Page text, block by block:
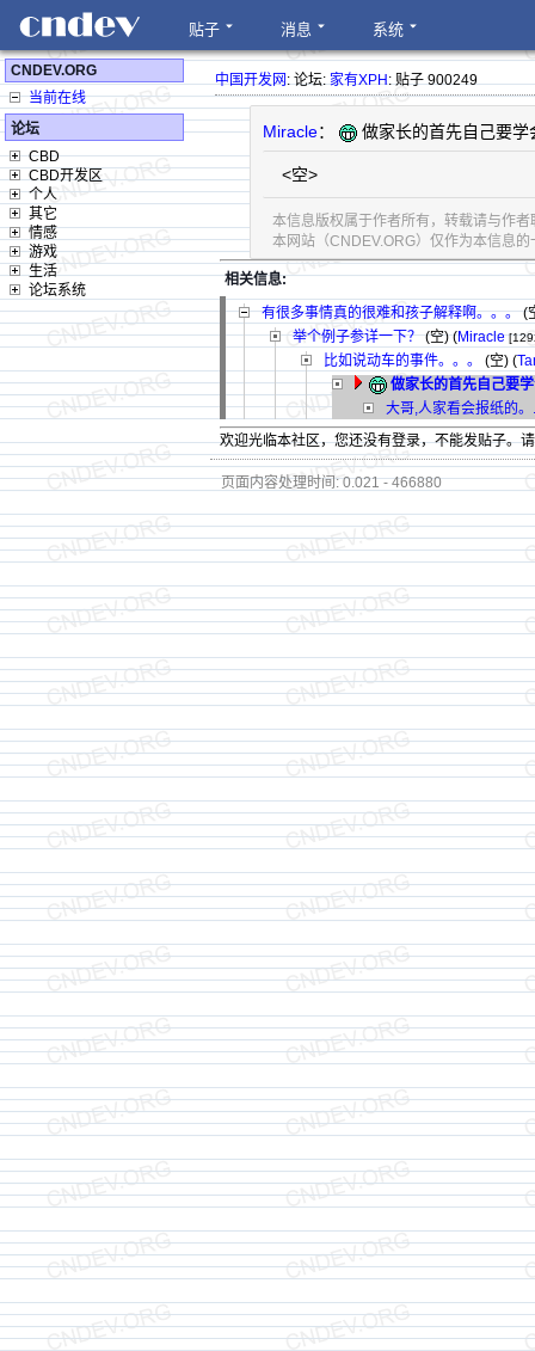
贴子 消息 系统
CNDEV.ORG
当前在线
论坛
CBD
CBD开发区
个人
其它
情感
游戏
生活
论坛系统
中国开发网: 论坛:家有XPH: 贴子 900249
Miracle： 做家长的首先自己要学
<空>
本信息版权属于作者所有，转载请与作
本网站（CNDEV.ORG）仅作为本信息
相关信息:
有很多事情真的很难和孩子解释啊。。。(
举个例子参详一下？(空) (Miracle
比如说动车的事件。。。 (空) (
做家长的首先自己要
大哥,人家看会报纸的。
欢迎光临本社区，您还没有登录，不能发贴子。
页面内容处理时间: 0.021 - 466880